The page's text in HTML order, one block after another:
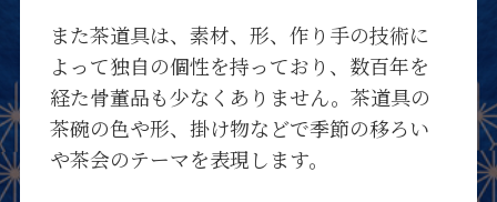
また茶道具は、素材、形、作り手の技術に
よって独自の個性を持っており、数百年を
経た骨董品も少なくありません。茶道具の
茶碗の色や形、掛け物などで季節の移ろい
や茶会のテーマを表現します。